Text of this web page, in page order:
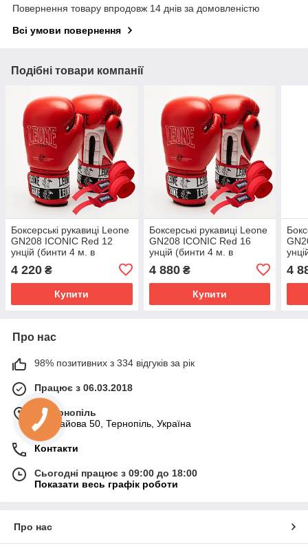
Повернення товару впродовж 14 днів за домовленістю
Всі умови повернення
Подібні товари компанії
Боксерські рукавиці Leone
GN208 ICONIC Red 12
унцій (бинти 4 м. в
4 220 ₴
Купити
Боксерські рукавиці Leone
GN208 ICONIC Red 16
унцій (бинти 4 м. в
4 880₴
Купити
4
Про нас
98% позитивних з 334 відгуків за рік
Працює з 06.03.2018
м. Тернопіль
вул. Гайова 50, Тернопіль, Україна
Контакти
Сьогодні працює з 09:00 до 18:00
Показати весь графік роботи
Про нас